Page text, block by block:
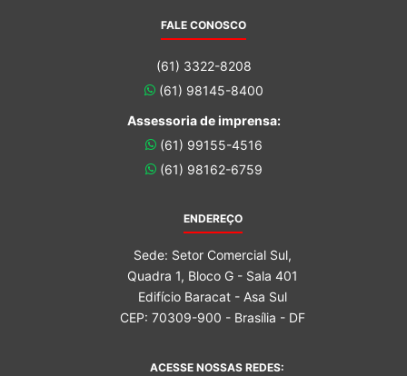
FALE CONOSCO
(61) 3322-8208
(61) 98145-8400
Assessoria de imprensa:
(61) 99155-4516
(61) 98162-6759
ENDEREÇO
Sede: Setor Comercial Sul,
Quadra 1, Bloco G - Sala 401
Edifício Baracat - Asa Sul
CEP: 70309-900 - Brasília - DF
ACESSE NOSSAS REDES: